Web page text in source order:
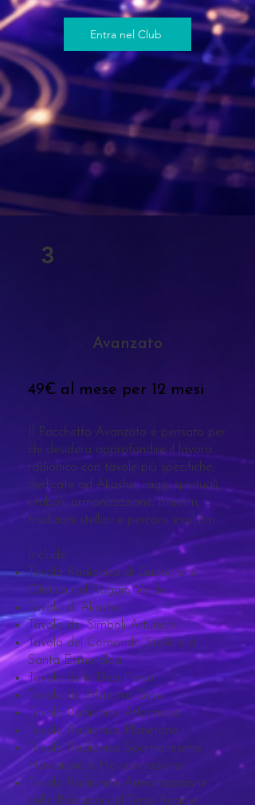
Entra nel Club
Avanzato
49€ al mese per 12 mesi
Il Pacchetto Avanzato è pensato per
chi desidera approfondire il lavoro
radionico con tavole più specifiche,
dedicate ad Akasha, raggi spirituali,
simboli, armonizzazione, maestri,
tradizioni stellari e percorsi evolutivi.
Include:
Tavola Radionica di Guarigione
Olistica del Raggio Verde
Tavola di Akasha
Tavola dei Simboli Arturiani
Tavola del Comando Stellare di
Santa Esmeralda
Tavola della Dea Freya
Tavola del Maestro Gesù
Tavola Radionica Atlantidea
Tavola Radionica Planetaria
Tavola Radionica Sciamanesimo
Hawaiano e Ho’oponopono
Tavola Radionica Armonizzazione
delle Relazioni del Terzo Raggio
3